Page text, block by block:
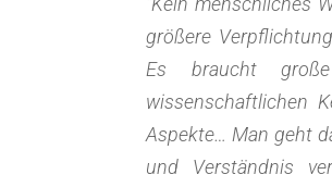
größere
Es braucht
wissenschaftlichen
Aspekte… Man geht
und Verständnis